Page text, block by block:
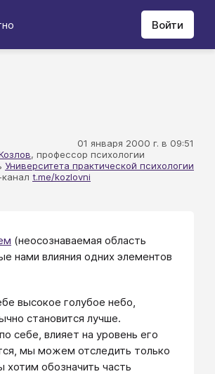
Войти
01 января 2000 г. в 09:51
, профессор психологии
Университета практической психологии
t.me/kozlovni
(неосознаваемая область
нами влияния одних элементов
высокое голубое небо,
становится лучше.
себе, влияет на уровень его
мы можем отследить только
хотим обозначить часть